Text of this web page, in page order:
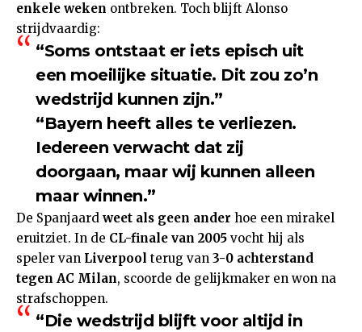
enkele weken ontbreken. Toch blijft Alonso
strijdvaardig:
“Soms ontstaat er iets episch uit
een moeilijke situatie. Dit zou zo’n
wedstrijd kunnen zijn.”
“Bayern heeft alles te verliezen.
Iedereen verwacht dat zij
doorgaan, maar wij kunnen alleen
maar winnen.”
De Spanjaard weet als geen ander hoe een mirakel
eruitziet. In de CL-finale van 2005 vocht hij als
speler van Liverpool terug van 3-0 achterstand
tegen AC Milan, scoorde de gelijkmaker en won na
strafschoppen.
“Die wedstrijd blijft voor altijd in